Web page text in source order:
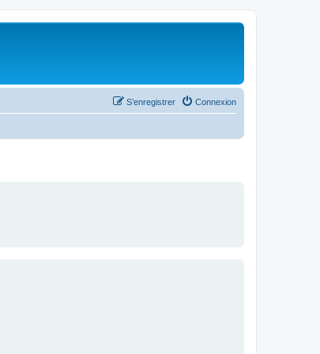
Connexion
S’enregistrer